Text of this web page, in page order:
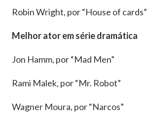
Robin Wright, por “House of cards”
Melhor ator em série dramática
Jon Hamm, por “Mad Men”
Rami Malek, por “Mr. Robot”
Wagner Moura, por “Narcos”